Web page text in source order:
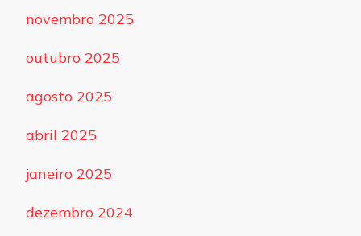
novembro 2025
outubro 2025
agosto 2025
abril 2025
janeiro 2025
dezembro 2024